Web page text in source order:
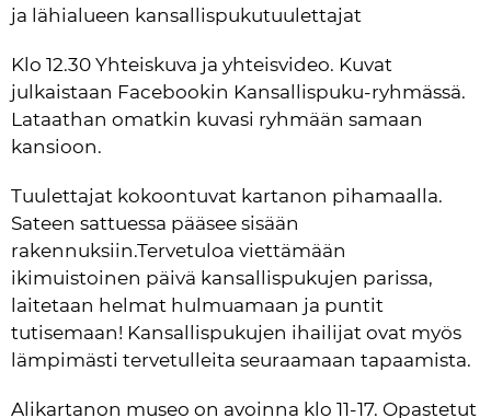
ja lähialueen kansallispukutuulettajat
Klo 12.30 Yhteiskuva ja yhteisvideo. Kuvat
julkaistaan Facebookin Kansallispuku-ryhmässä.
Lataathan omatkin kuvasi ryhmään samaan
kansioon.
Tuulettajat kokoontuvat kartanon pihamaalla.
Sateen sattuessa pääsee sisään
rakennuksiin.Tervetuloa viettämään
ikimuistoinen päivä kansallispukujen parissa,
laitetaan helmat hulmuamaan ja puntit
tutisemaan! Kansallispukujen ihailijat ovat myös
lämpimästi tervetulleita seuraamaan tapaamista.
Alikartanon museo on avoinna klo 11-17. Opastetut